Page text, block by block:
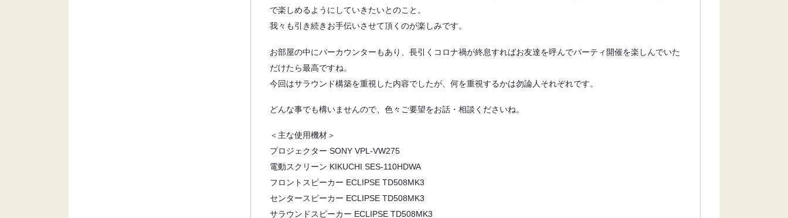
で楽しめるようにしていきたいとのこと。
我々も引き続きお手伝いさせて頂くのが楽しみです。
お部屋の中にバーカウンターもあり、長引くコロナ禍が終息すればお友達を呼んでパーティ開催を楽しんでいた
だけたら最高ですね。
今回はサラウンド構築を重視した内容でしたが、何を重視するかは勿論人それぞれです。
どんな事でも構いませんので、色々ご要望をお話・相談くださいね。
＜主な使用機材＞
プロジェクター SONY VPL-VW275
電動スクリーン KIKUCHI SES-110HDWA
フロントスピーカー ECLIPSE TD508MK3
センタースピーカー ECLIPSE TD508MK3
サラウンドスピーカー ECLIPSE TD508MK3